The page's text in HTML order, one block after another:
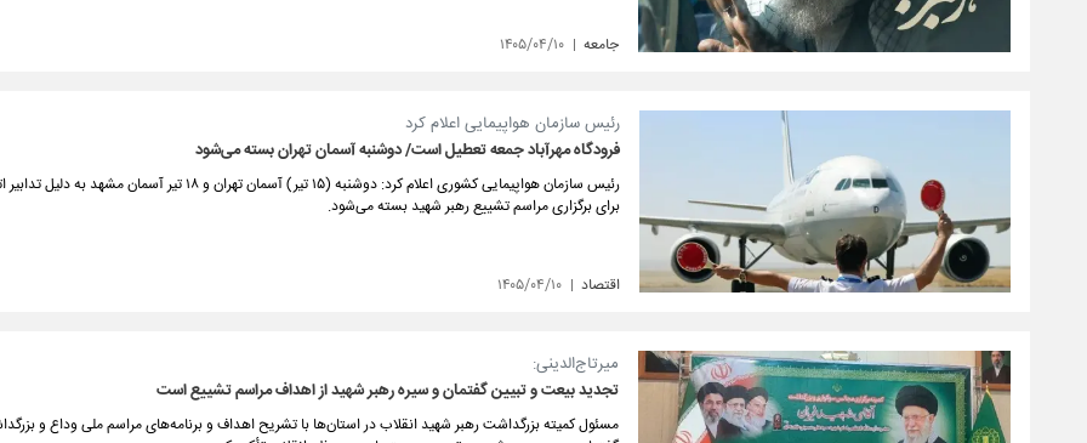
جامعه ۱۴۰۵/۰۴/۱۰
رئیس سازمان هواپیمایی اعلام کرد
فرودگاه مهرآباد جمعه تعطیل است/ دوشنبه آسمان تهران بسته می‌شود
رئیس سازمان هواپیمایی کشوری اعلام کرد: دوشنبه (۱۵ تیر) آسمان تهران و ۱۸ تیر آسمان
برای برگزاری مراسم تشییع رهبر شهید بسته می‌شود.
اقتصاد ۱۴۰۵/۰۴/۱۰
میرتاج‌الدینی:
تجدید بیعت و تبیین گفتمان و سیره رهبر شهید از اهداف مراسم تشییع است
مسئول کمیته بزرگداشت رهبر شهید انقلاب در استان‌ها با تشریح اهداف و برنامه‌های مراسم ملی وداع و